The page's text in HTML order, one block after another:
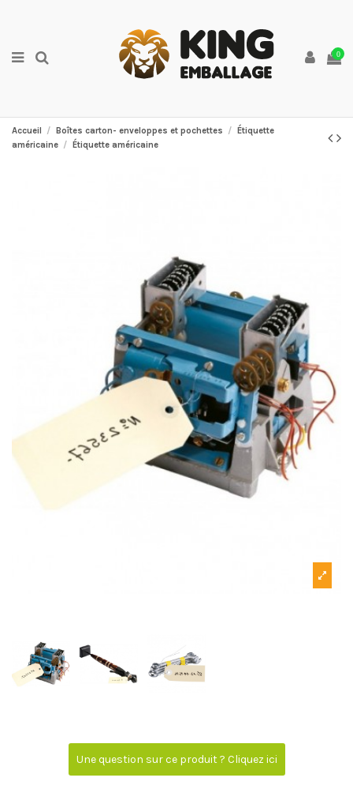
0
Accueil Boîtes carton- enveloppes et pochettes
Étiquette
américaine
Étiquette américaine
Une question sur ce produit ? Cliquez ici